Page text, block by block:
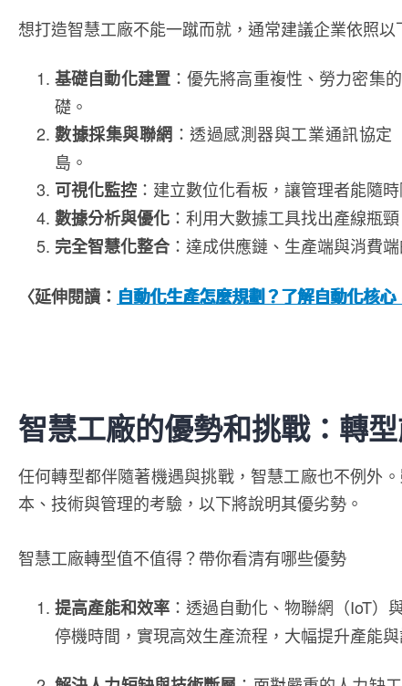
想打造智慧工廠不能一蹴而就，通常建議企業依照以
基礎自動化建置：優先將高重複性、勞力密集
礎。
數據採集與聯網 ：透過感測器與工業通訊協
島。
可視化監控 ：建立數位化看板，讓管理者能隨
數據分析與優化 ：利用大數據工具找出產線瓶
完全智慧化整合：達成供應鏈、生產端與消費
〈延伸閱讀： 自動化生產怎麼規劃？了解自動化核
智慧工廠的優勢和挑戰：轉
任何轉型都伴隨著機遇與挑戰，智慧工廠也不例外
本、技術與管理的考驗，以下將說明其優劣勢。
智慧工廠轉型值不值得？帶你看清有哪些優勢
提高產能和效率 ：透過自動化、物聯網（IoT
停機時間，實現高效生產流程，大幅提升產能與